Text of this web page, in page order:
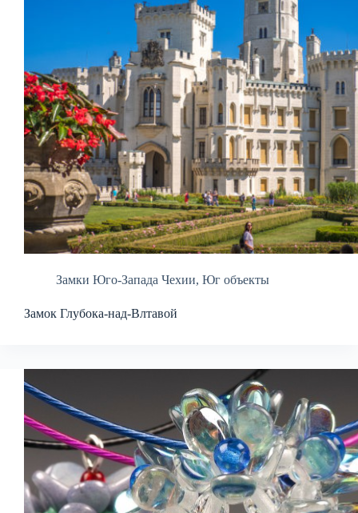
Замки Юго-Запада Чехии, Юг объекты
Замок Глубока-над-Влтавой